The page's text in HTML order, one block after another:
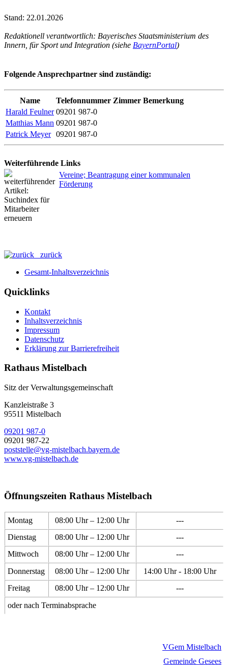
Stand: 22.01.2026
Redaktionell verantwortlich: Bayerisches Staatsministerium des
Innern, für Sport und Integration (siehe BayernPortal)
Folgende Ansprechpartner sind zuständig:
Name Telefonnummer Zimmer Bemerkung
Harald Feulner 09201 987-0
Matthias Mann 09201 987-0
Patrick Meyer 09201 987-0
Weiterführende Links
Vereine; Beantragung einer kommunalen
Förderung
zurück
Gesamt-Inhaltsverzeichnis
Quicklinks
Kontakt
Inhaltsverzeichnis
Impressum
Datenschutz
Erklärung zur Barrierefreiheit
Rathaus Mistelbach
Sitz der Verwaltungsgemeinschaft
Kanzleistraße 3
95511 Mistelbach
09201 987-0
09201 987-22
poststelle@vg-mistelbach.bayern.de
www.vg-mistelbach.de
Öffnungszeiten Rathaus Mistelbach
Montag 08:00 Uhr – 12:00 Uhr
---
Dienstag
08:00 Uhr – 12:00 Uhr
---
Mittwoch
08:00 Uhr – 12:00 Uhr
---
Donnerstag
08:00 Uhr – 12:00 Uhr
14:00 Uhr - 18:00 Uhr
Freitag
08:00 Uhr – 12:00 Uhr
---
oder nach Terminabsprache
VGem Mistelbach
Gemeinde Gesees